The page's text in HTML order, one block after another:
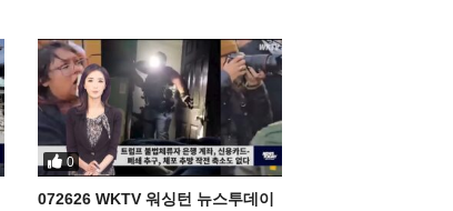
0
072626 WKTV 워싱턴 뉴스투데이